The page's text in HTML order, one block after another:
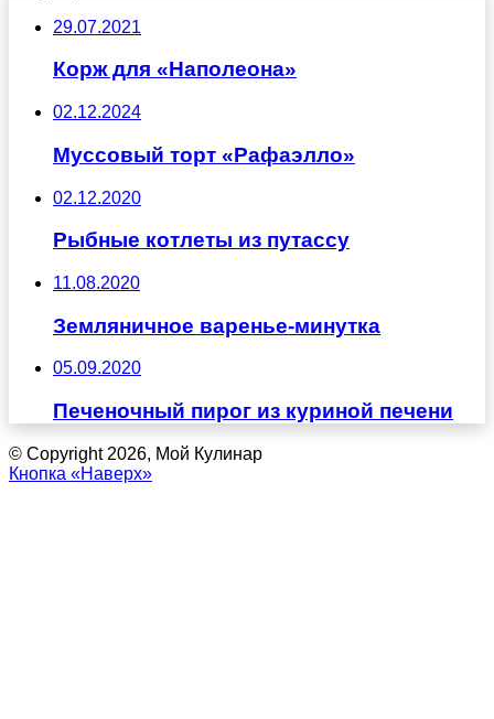
29.07.2021
Корж для «Наполеона»
02.12.2024
Муссовый торт «Рафаэлло»
02.12.2020
Рыбные котлеты из путассу
11.08.2020
Земляничное варенье-минутка
05.09.2020
Печеночный пирог из куриной печени
© Copyright 2026, Мой Кулинар
Кнопка «Наверх»